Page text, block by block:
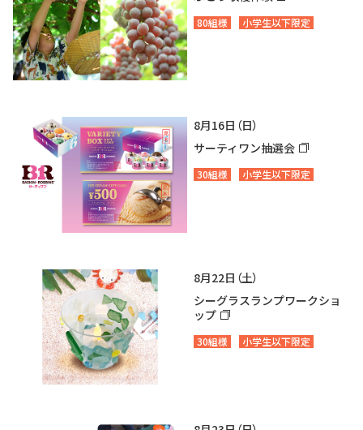
80組様 小学生以下限定
30組様 小学生以下限定
8月16日（日）
サーティワン抽選会
30組様 小学生以下限定
8月22日（土）
シーグラスランプワークショ
ップ